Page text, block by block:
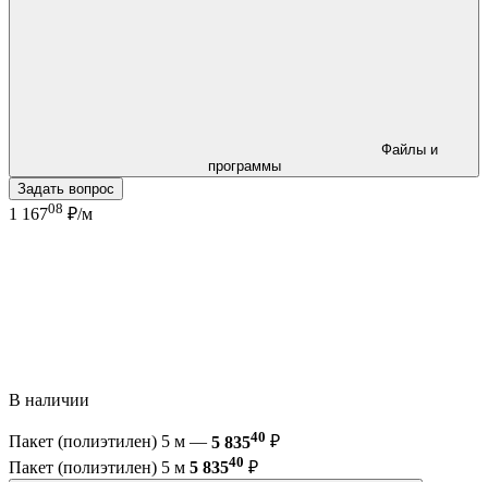
программы
Задать вопрос
1 16708 ₽/м
В наличии
Пакет (полиэтилен) 5 м — 5 83540 ₽
Пакет (полиэтилен) 5 м 5 83540 ₽